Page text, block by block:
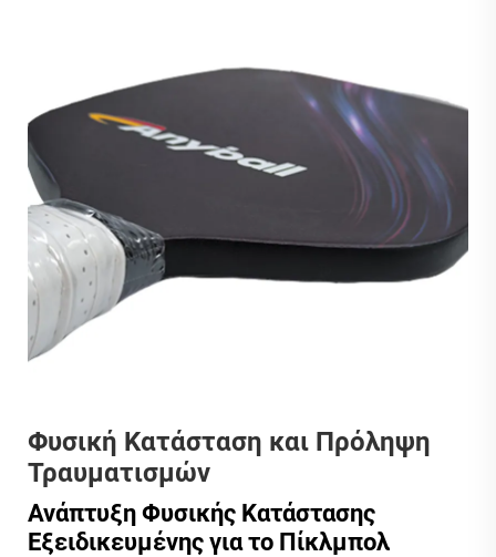
Φυσική Κατάσταση και Πρόληψη
Τραυματισμών
Ανάπτυξη Φυσικής Κατάστασης
Εξειδικευμένης για το Πίκλμπολ